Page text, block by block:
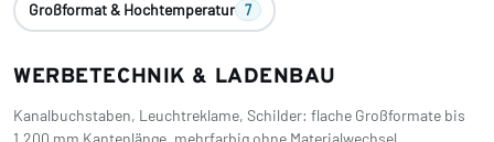
Großformat & Hochtemperatur 7
WERBETECHNIK & LADENBAU
Kanalbuchstaben, Leuchtreklame, Schilder: flache Großformate bis
1.200 mm Kantenlänge, mehrfarbig ohne Materialwechsel.